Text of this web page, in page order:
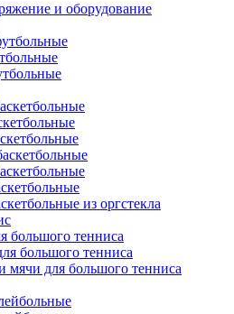
и оборудование
из оргстекла
большого тенниса
большого тенниса
мячи для большого тенниса